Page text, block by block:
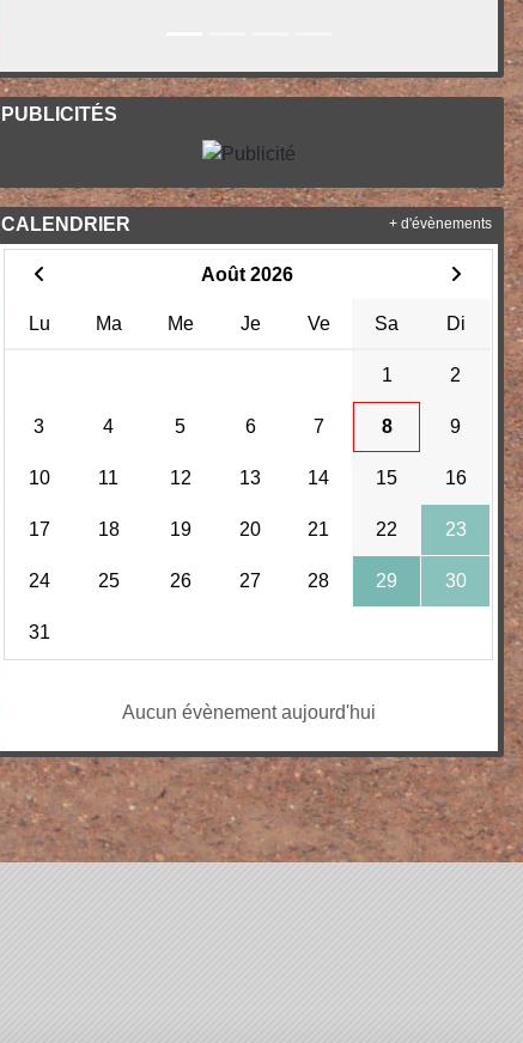
PUBLICITÉS
CALENDRIER
Août 2026
Lu Ma Me Je Ve Sa Di
1 2
3 4 5 6 7 8 9
10 11 12 13 14 15 16
17 18 19 20 21 22 23
24 25 26 27 28 29 30
31
Aucun évènement aujourd'hui
+ d'évènements